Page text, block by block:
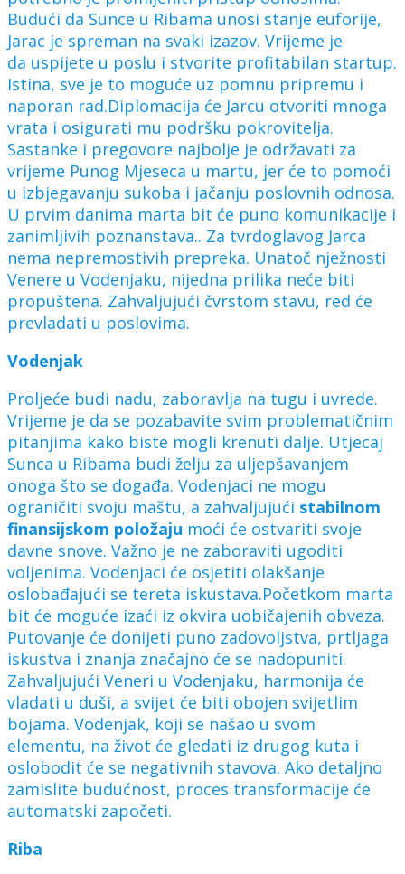
Budući da Sunce u Ribama unosi stanje euforije,
Jarac je spreman na svaki izazov. Vrijeme je
da uspijete u poslu i stvorite profitabilan startup.
Istina, sve je to moguće uz pomnu pripremu i
naporan rad.Diplomacija će Jarcu otvoriti mnoga
vrata i osigurati mu podršku pokrovitelja.
Sastanke i pregovore najbolje je održavati za
vrijeme Punog Mjeseca u martu, jer će to pomoći
u izbjegavanju sukoba i jačanju poslovnih odnosa.
U prvim danima marta bit će puno komunikacije i
zanimljivih poznanstava.. Za tvrdoglavog Jarca
nema nepremostivih prepreka. Unatoč nježnosti
Venere u Vodenjaku, nijedna prilika neće biti
propuštena. Zahvaljujući čvrstom stavu, red će
prevladati u poslovima.
Vodenjak
Proljeće budi nadu, zaboravlja na tugu i uvrede.
Vrijeme je da se pozabavite svim problematičnim
pitanjima kako biste mogli krenuti dalje. Utjecaj
Sunca u Ribama budi želju za uljepšavanjem
onoga što se događa. Vodenjaci ne mogu
ograničiti svoju maštu, a zahvaljujući stabilnom
finansijskom položaju moći će ostvariti svoje
davne snove. Važno je ne zaboraviti ugoditi
voljenima. Vodenjaci će osjetiti olakšanje
oslobađajući se tereta iskustava.Početkom marta
bit će moguće izaći iz okvira uobičajenih obveza.
Putovanje će donijeti puno zadovoljstva, prtljaga
iskustva i znanja značajno će se nadopuniti.
Zahvaljujući Veneri u Vodenjaku, harmonija će
vladati u duši, a svijet će biti obojen svijetlim
bojama. Vodenjak, koji se našao u svom
elementu, na život će gledati iz drugog kuta i
oslobodit će se negativnih stavova. Ako detaljno
zamislite budućnost, proces transformacije će
automatski započeti.
Riba